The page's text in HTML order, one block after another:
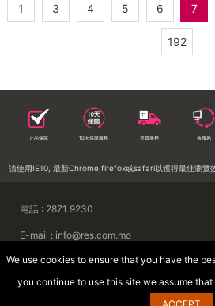
1 3 4 5 6 7
192
正品保障 10天保障服務 送貨服務 落樓易
請使用IE10, 最新Chrome,firefox或safari以獲得最佳瀏覽
電話 : 2871 9230
E-mail : info@res.com.mo
地址 : 澳門慕拉士前地來來集團大廈
Copyright © 2026 澳門來來電器廣場
We use cookies to ensure that you have the
you continue to use this site we assume